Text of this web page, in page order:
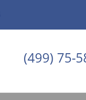
(499) 75-